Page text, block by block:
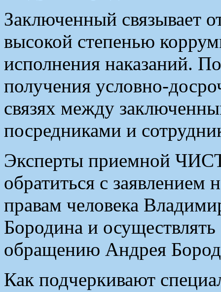
Заключенный связывает
высокой степенью
исполнения наказаний.
получения условно-
связях между
посредниками и
Эксперты приемной
обратиться с
правам человека
Бородина и
обращению Андрея
Как подчеркивают